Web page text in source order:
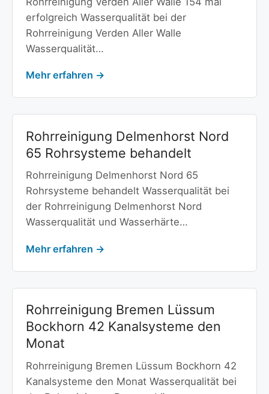
erfolgreich Wasserqualität bei der
Rohrreinigung Verden Aller Walle
Wasserqualität…
Mehr erfahren →
Rohrreinigung Delmenhorst Nord
65 Rohrsysteme behandelt
Rohrreinigung Delmenhorst Nord 65
Rohrsysteme behandelt Wasserqualität bei
der Rohrreinigung Delmenhorst Nord
Wasserqualität und Wasserhärte…
Mehr erfahren →
Rohrreinigung Bremen Lüssum
Bockhorn 42 Kanalsysteme den
Monat
Rohrreinigung Bremen Lüssum Bockhorn 42
Kanalsysteme den Monat Wasserqualität bei